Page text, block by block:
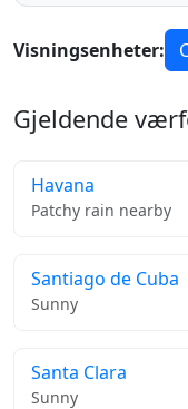
Visningsenheter:
Gjeldende
Havana
Patchy rain nearby
Santiago de Cuba
Sunny
Santa Clara
Sunny